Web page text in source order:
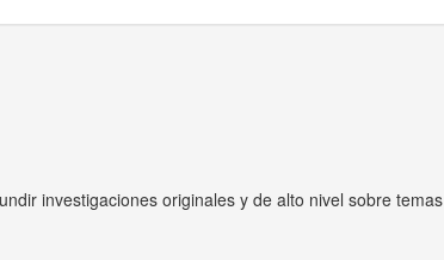
investigaciones originales y de alto nivel sobre temas